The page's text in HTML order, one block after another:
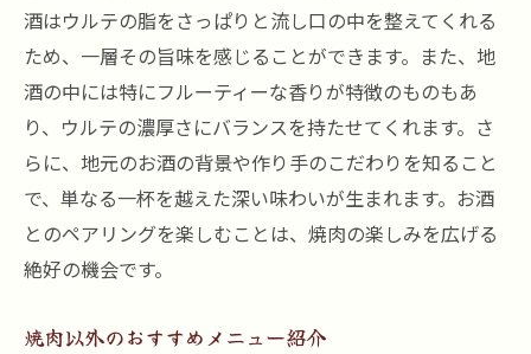
酒はウルテの脂をさっぱりと流し口の中を整えてくれる
ため、一層その旨味を感じることができます。また、地
酒の中には特にフルーティーな香りが特徴のものもあ
り、ウルテの濃厚さにバランスを持たせてくれます。さ
らに、地元のお酒の背景や作り手のこだわりを知ること
で、単なる一杯を越えた深い味わいが生まれます。お酒
とのペアリングを楽しむことは、焼肉の楽しみを広げる
絶好の機会です。
焼肉以外のおすすめメニュー紹介